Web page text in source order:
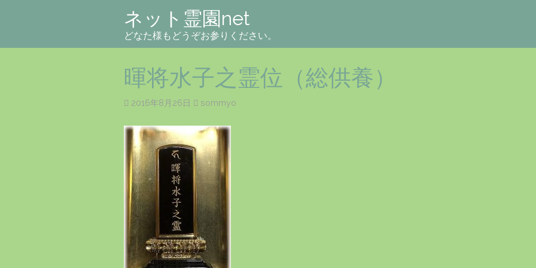
ネット霊園net
どなた様もどうぞお参りください。
暉将水子之霊位（総供養）
2016年8月26日 sommyo